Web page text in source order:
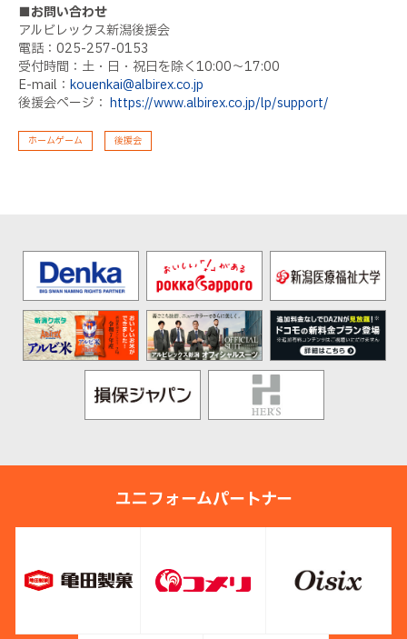
■お問い合わせ
アルビレックス新潟後援会
電話：025-257-0153
受付時間：土・日・祝日を除く10:00〜17:00
E-mail： kouenkai@albirex.co.jp
後援会ページ： https://www.albirex.co.jp/lp/support/
ホームゲーム 後援会
ユニフォームパートナー